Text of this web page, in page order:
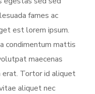
fames ac
est lorem ipsum.
condimentum mattis
maecenas
Tortor id aliquet
aliquet nec